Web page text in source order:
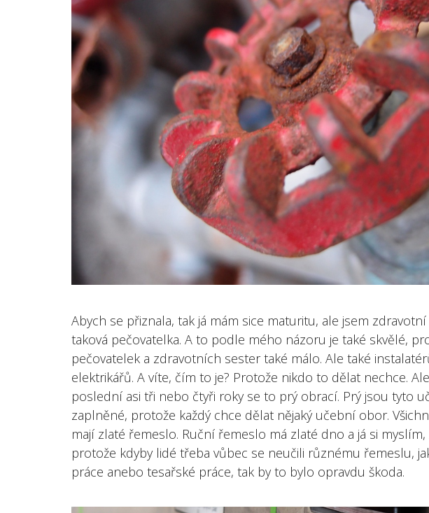
Abych se přiznala, tak já mám sice maturitu, ale jsem
taková pečovatelka. A to podle mého názoru je také skvělé,
pečovatelek a zdravotních sester také málo. Ale také
elektrikářů. A víte, čím to je? Protože nikdo to dělat nechce.
poslední asi tři nebo čtyři roky se to prý obrací. Prý jsou tyto
zaplněné, protože každý chce dělat nějaký učební obor.
mají zlaté řemeslo. Ruční řemeslo má zlaté dno a já si
protože kdyby lidé třeba vůbec se neučili různému řemeslu,
práce anebo tesařské práce, tak by to bylo opravdu škoda.